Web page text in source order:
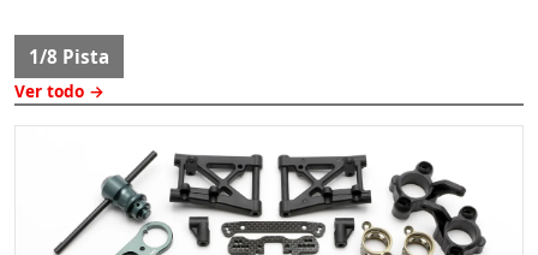
1/8 Pista
Ver todo →